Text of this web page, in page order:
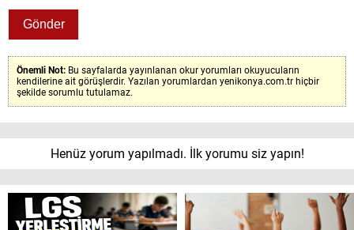
Önemli Not: Bu sayfalarda yayınlanan okur yorumları okuyucuların
kendilerine ait görüşlerdir. Yazılan yorumlardan yenikonya.com.tr hiçbir
şekilde sorumlu tutulamaz.
Henüz yorum yapılmadı. İlk yorumu siz yapın!